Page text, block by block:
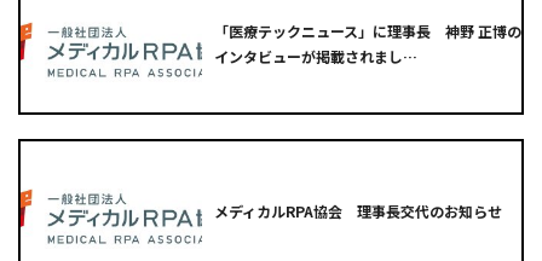
「医療テックニュース」に理事長 神野 正博の
インタビューが掲載されまし…
メディカルRPA協会 理事長交代のお知らせ